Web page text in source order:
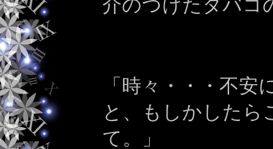
介のつけたタバコ
「時々・・・不
と、もしかしたら
て。」